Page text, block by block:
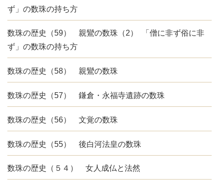
ず」の数珠の持ち方
数珠の歴史（59） 親鸞の数珠（2） 「僧に非ず俗に非
ず」の数珠の持ち方
数珠の歴史（58） 親鸞の数珠
数珠の歴史（57） 鎌倉・永福寺遺跡の数珠
数珠の歴史（56） 文覚の数珠
数珠の歴史（55） 後白河法皇の数珠
数珠の歴史（５４） 女人成仏と法然